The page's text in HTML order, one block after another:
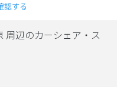
認する
周辺のカーシェア・ス